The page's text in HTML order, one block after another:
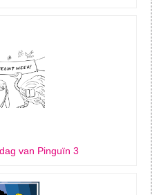
van Pinguïn 3